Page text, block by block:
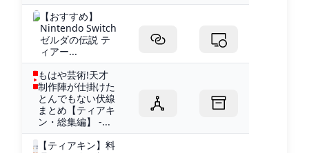
【おすすめ】
Nintendo Switch
ゼルダの伝説 テ
ィアー...
もはや芸術!天才
制作陣が仕掛けた
とんでもない伏線
まとめ【ティアキ
ン・総集編】 -...
【ティアキン】料